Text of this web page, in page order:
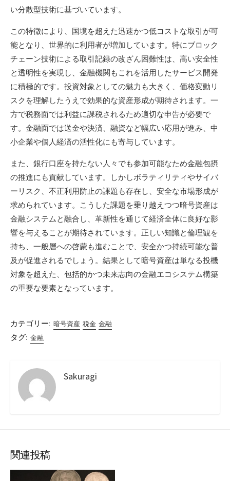
い分散型技術に基づいています。
この特徴により、国境を超えた迅速かつ低コストな取引が可
能となり、世界的に利用者が増加しています。特にブロック
チェーン技術による取引記録の改ざん困難性は、高い安全性
と透明性を実現し、金融機関もこれを活用したサービス開発
に積極的です。投資対象としての魅力も大きく、価格変動リ
スクを理解したうえで効果的な資産形成が期待されます。一
方で税務面では利益に課税されるため適切な申告が必要で
す。金融面では送金や決済、融資など幅広い応用が進み、中
小企業や個人経済の活性化にも寄与しています。
また、銀行口座を持たない人々でも参加可能なため金融包摂
の推進にも貢献しています。しかしボラティリティやサイバ
ーリスク、不正利用防止の課題も存在し、安全な市場形成が
求められています。こうした課題を乗り越えつつ暗号資産は
金融システムと融合し、革新性を通じて経済全体に良好な影
響を与えることが期待されています。正しい知識と倫理観を
持ち、一般層への啓蒙も進むことで、安全かつ持続可能な普
及が促進されるでしょう。結果として暗号資産は単なる投機
対象を超えた、包括的かつ未来志向の金融エコシステム構築
の重要な要素となっています。
カテゴリー: 暗号資産 税金 金融
タグ: 金融
Sakuragi
関連投稿